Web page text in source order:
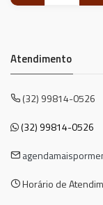
Atendimento
(32) 99814-0526
(32) 99814-0526
Horário de